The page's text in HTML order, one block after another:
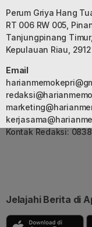
Perum Griya Hang
RT 006 RW 005,
Tanjungpinang
Kepulauan Riau,
Email
Kontak Redaksi:
Jelajahi Berita di